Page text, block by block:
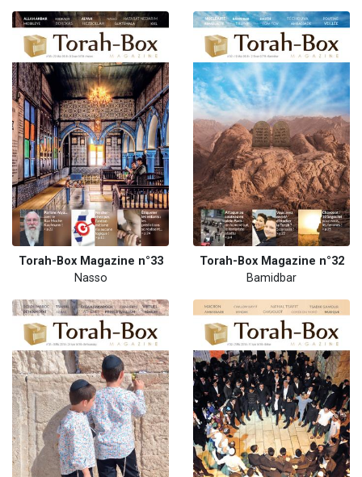
Torah-Box Magazine n°33
Nasso
Torah-Box Magazine n°32
Bamidbar